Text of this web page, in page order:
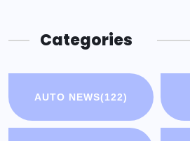
Categories
AUTO NEWS(122)